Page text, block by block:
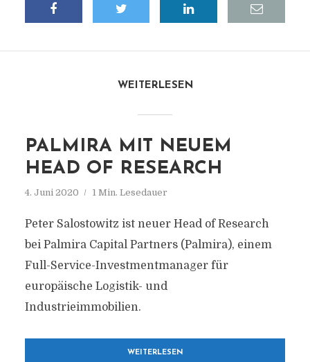
WEITERLESEN
PALMIRA MIT NEUEM
HEAD OF RESEARCH
4. Juni 2020 1 Min. Lesedauer
Peter Salostowitz ist neuer Head of Research
bei Palmira Capital Partners (Palmira), einem
Full-Service-Investmentmanager für
europäische Logistik- und
Industrieimmobilien.
WEITERLESEN